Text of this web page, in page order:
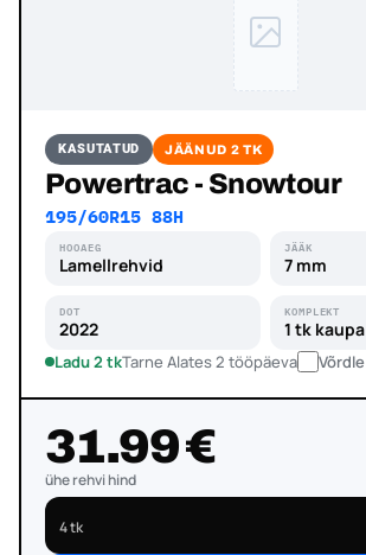
KASUTATUD JÄÄNUD 2 TK
Powertrac - Snowtour
195/60R15 88H
HOOAEG
Lamellrehvid
JÄÄK
7 mm
DOT
2022
KOMPLEKT
1 tk kaupa
Ladu 2 tkTarne Alates 2 tööpäeva Võrdle
31.99 €
ühe rehvi hind
4 tk